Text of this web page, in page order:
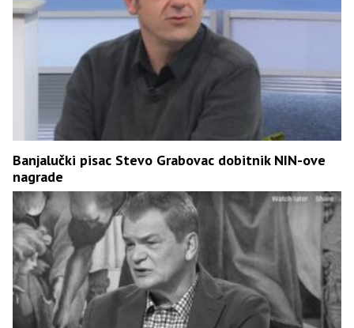
Banjalučki pisac Stevo Grabovac dobitnik NIN-ove
nagrade